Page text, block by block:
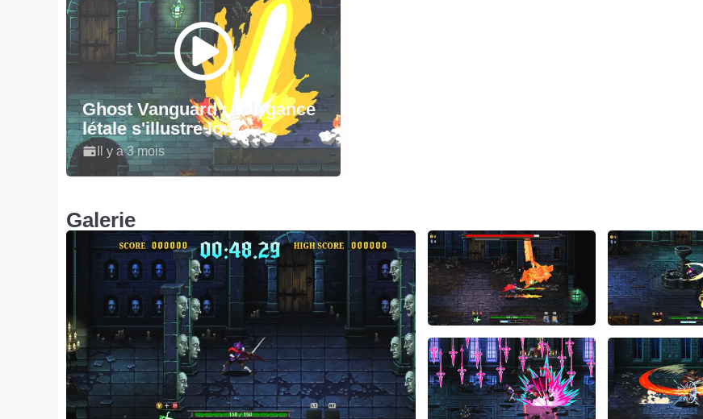
Ghost Vanguard : l'élégance
létale s'illustre lors...
Il y a 3 mois
Galerie